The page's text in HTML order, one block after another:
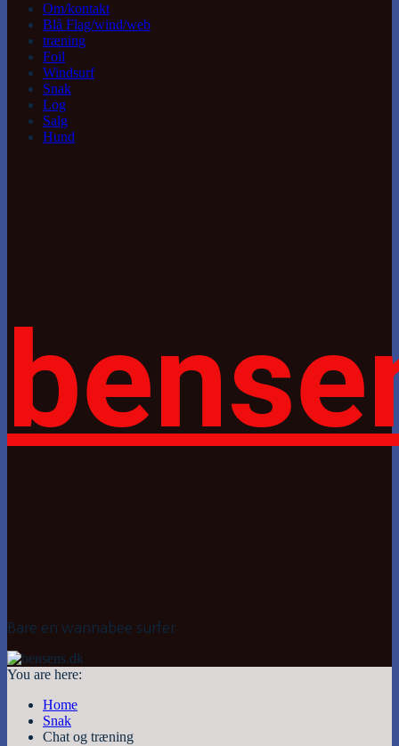
Om/kontakt
Blå Flag/wind/web
træning
Foil
Windsurf
Snak
Log
Salg
Hund
Bare en wannabee surfer
You are here:
Home
Snak
Chat og træning